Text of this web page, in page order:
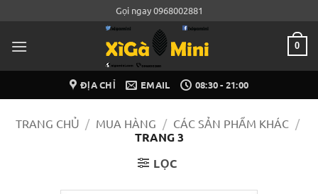
nội
Gọi ngay 0968002881
0
ĐỊA CHỈ EMAIL 08:30 - 21:00
TRANG CHỦ / MUA HÀNG / CÁC SẢN PHẨM KHÁC /
TRANG 3
LỌC